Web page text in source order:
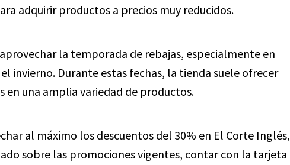
adquirir productos a precios muy reducidos.
la temporada de rebajas, especialmente en
invierno. Durante estas fechas, la tienda suele ofrecer
en una amplia variedad de productos.
al máximo los descuentos del 30% en El Corte Inglés,
sobre las promociones vigentes, contar con la tarjeta